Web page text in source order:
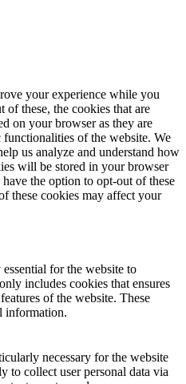
your experience while you
of these, the cookies that are
on your browser as they are
of the website. We
us analyze and understand how
will be stored in your browser
the option to opt-out of these
these cookies may affect your
for the website to
includes cookies that ensures
of the website. These
information.
necessary for the website
to collect user personal data via